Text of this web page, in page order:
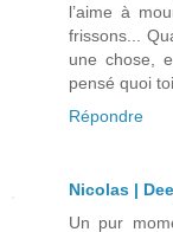
l’aime à
frissons...
une chose,
pensé quoi
Répondre
Nicolas |
Un pur